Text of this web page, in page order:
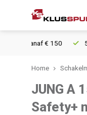
vanaf € 150 5%
Home
JUNG A
Safety+